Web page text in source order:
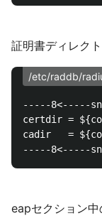
証明書ディレク
/etc/raddb/
-----8<-----
certdir =
cadir   =
eapセクション